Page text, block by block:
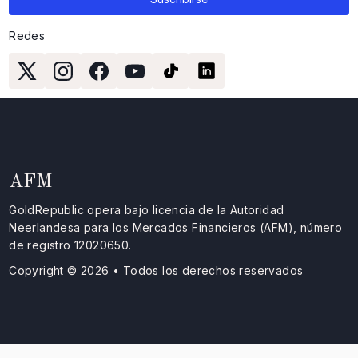
Redes
AFM
GoldRepublic opera bajo licencia de la Autoridad
Neerlandesa para los Mercados Financieros (AFM), número
de registro 12020650.
Copyright © 2026 • Todos los derechos reservados